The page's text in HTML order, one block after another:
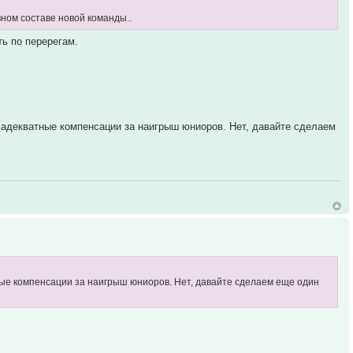
составе новой команды..
по перерегам.
компенсации за наигрыш юниоров. Нет, давайте сделаем
компенсации за наигрыш юниоров. Нет, давайте сделаем еще один